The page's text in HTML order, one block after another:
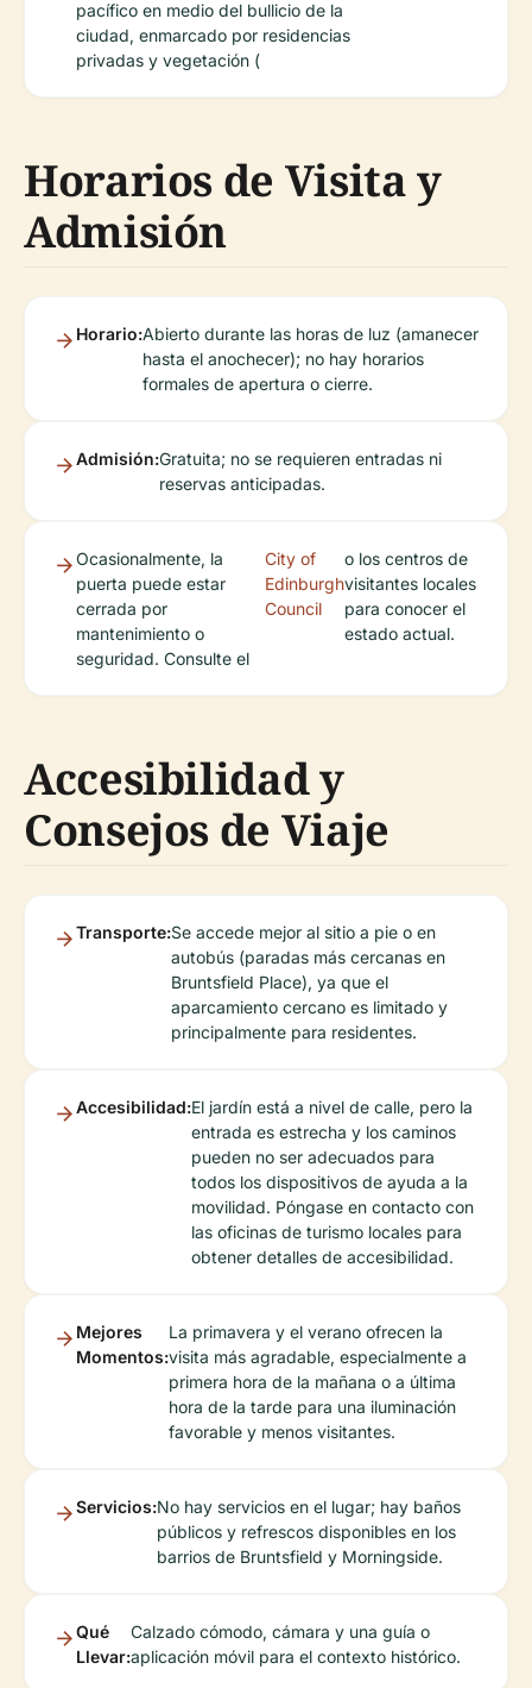
pacífico en medio del bullicio de la
ciudad, enmarcado por residencias
privadas y vegetación (
Horarios de Visita y
Admisión
Horario:Abierto durante las horas de luz (amanecer
hasta el anochecer); no hay horarios
formales de apertura o cierre.
Admisión:Gratuita; no se requieren entradas ni
reservas anticipadas.
Ocasionalmente, la
puerta puede estar
cerrada por
mantenimiento o
seguridad. Consulte el
City of
Edinburgh
Council
o los centros de
visitantes locales
para conocer el
estado actual.
Accesibilidad y
Consejos de Viaje
Transporte:Se accede mejor al sitio a pie o en
autobús (paradas más cercanas en
Bruntsfield Place), ya que el
aparcamiento cercano es limitado y
principalmente para residentes.
Accesibilidad:El jardín está a nivel de calle, pero la
entrada es estrecha y los caminos
pueden no ser adecuados para
todos los dispositivos de ayuda a la
movilidad. Póngase en contacto con
las oficinas de turismo locales para
obtener detalles de accesibilidad.
Mejores
Momentos:
La primavera y el verano ofrecen la
visita más agradable, especialmente a
primera hora de la mañana o a última
hora de la tarde para una iluminación
favorable y menos visitantes.
Servicios:No hay servicios en el lugar; hay baños
públicos y refrescos disponibles en los
barrios de Bruntsfield y Morningside.
Qué
Llevar:
Calzado cómodo, cámara y una guía o
aplicación móvil para el contexto histórico.